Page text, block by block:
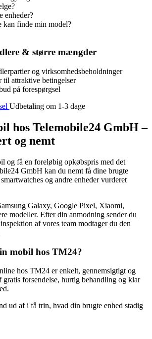
enheder?
kan finde min model?
& større mængder
og virksomhedsbeholdninger
til attraktive betingelser
på forespørgsel
Udbetaling om 1-3 dage
hos Telemobile24 GmbH –
og nemt
og få en foreløbig opkøbspris med det
GmbH kan du nemt få dine brugte
og andre enheder vurderet
Galaxy, Google Pixel, Xiaomi,
modeller. Efter din anmodning sender du
af vores team modtager du den
mobil hos TM24?
hos TM24 er enkelt, gennemsigtigt og
forsendelse, hurtig behandling og klar
ud af i få trin, hvad din brugte enhed stadig